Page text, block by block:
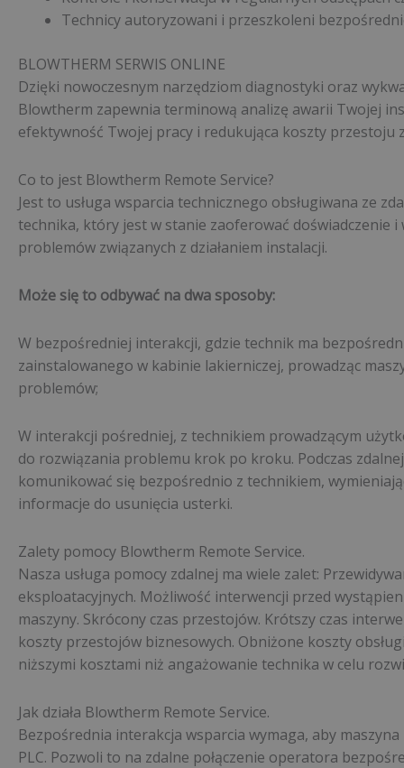
Technicy autoryzowani i przeszkoleni
BLOWTHERM SERWIS ONLINE
Dzięki nowoczesnym narzędziom diagnostyki oraz
Blowtherm zapewnia terminową analizę awarii Twojej
efektywność Twojej pracy i redukująca koszty przestoju
Co to jest Blowtherm Remote Service?
Jest to usługa wsparcia technicznego obsługiwana ze
technika, który jest w stanie zaoferować doświadczenie i
problemów związanych z działaniem instalacji.
Może się to odbywać na dwa sposoby:
W bezpośredniej interakcji, gdzie technik ma
zainstalowanego w kabinie lakierniczej, prowadząc
problemów;
W interakcji pośredniej, z technikiem prowadzącym
do rozwiązania problemu krok po kroku. Podczas
komunikować się bezpośrednio z technikiem,
informacje do usunięcia usterki.
Zalety pomocy Blowtherm Remote Service.
Nasza usługa pomocy zdalnej ma wiele zalet:
eksploatacyjnych. Możliwość interwencji przed
maszyny. Skrócony czas przestojów. Krótszy czas
koszty przestojów biznesowych. Obniżone koszty
niższymi kosztami niż angażowanie technika w celu
Jak działa Blowtherm Remote Service.
Bezpośrednia interakcja wsparcia wymaga, aby
PLC. Pozwoli to na zdalne połączenie operatora